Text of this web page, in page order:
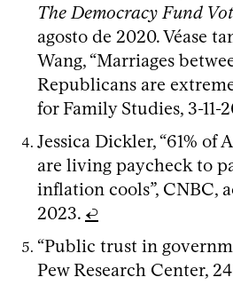
The Democracy Fund
agosto de 2020. Véase
Wang, “Marriages
Republicans are
for Family Studies, 3-11-
Jessica Dickler, “61% of
are living paycheck to
inflation cools”, CNBC,
2023. ↩
“Public trust in
Pew Research Center,